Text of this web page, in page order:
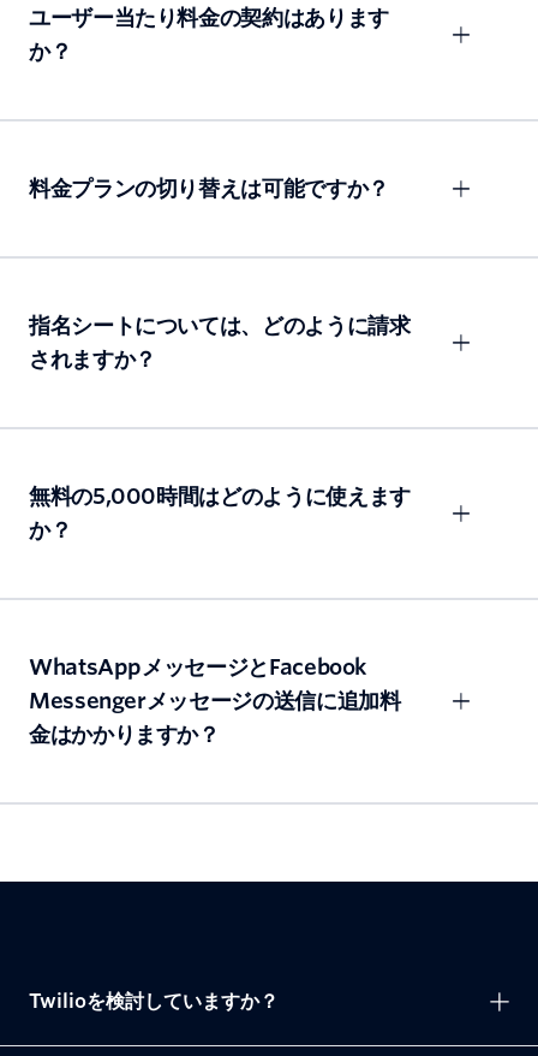
ユーザー当たり料金の契約はあります
か？
料金プランの切り替えは可能ですか？
指名シートについては、どのように請求
されますか？
無料の5,000時間はどのように使えます
か？
WhatsAppメッセージとFacebook
Messengerメッセージの送信に追加料
金はかかりますか？
Twilioを検討していますか？